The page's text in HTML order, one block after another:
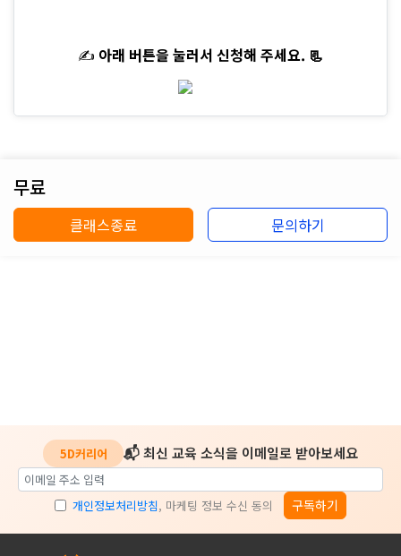
✍️ 아래 버튼을 눌러서 신청해 주세요. 📃
무료
클래스종료 문의하기
5D커리어 📬 최신 교육 소식을 이메일로 받아보세요
개인정보처리방침, 마케팅 정보 수신 동의 구독하기